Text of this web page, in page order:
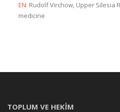
EN: Rudolf Virchow, Upper Silesia
medicine
TOPLUM VE HEKİM